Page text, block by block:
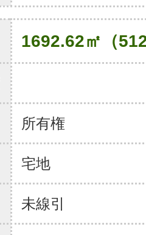
1692.62㎡（
所有権
宅地
未線引